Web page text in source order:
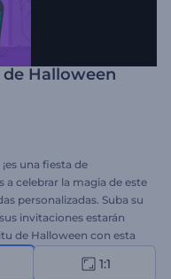
Halloween
una fiesta de
a celebrar la magia de este
personalizadas. Suba su
invitaciones estarán
de Halloween con esta
1:1